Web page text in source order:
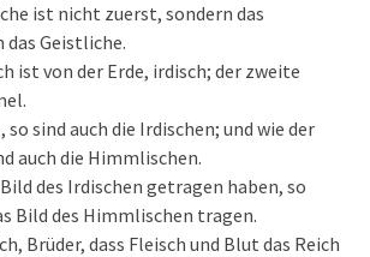
ist nicht zuerst, sondern das
Geistliche.
ist von der Erde, irdisch; der zweite
so sind auch die Irdischen; und wie der
auch die Himmlischen.
des Irdischen getragen haben, so
Bild des Himmlischen tragen.
Brüder, dass Fleisch und Blut das Reich